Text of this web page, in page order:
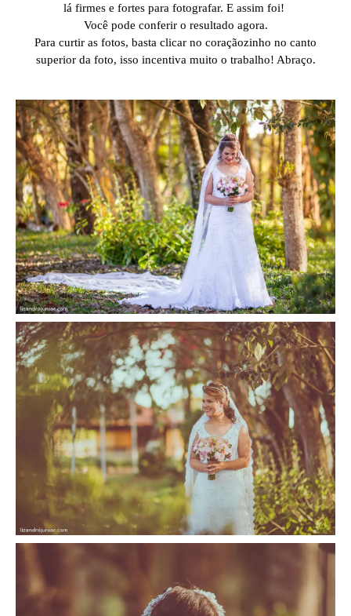
lá firmes e fortes para fotografar. E assim foi!
Você pode conferir o resultado agora.
Para curtir as fotos, basta clicar no coraçãozinho no canto
superior da foto, isso incentiva muito o trabalho! Abraço.